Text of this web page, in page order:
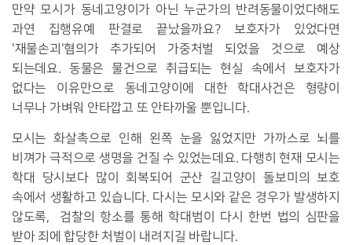
만약 모시가 동네고양이가 아닌 누군가의 반려동물이었다해도
과연 집행유예 판결로 끝났을까요? 보호자가 있었다면
'재물손괴'혐의가 추가되어 가중처벌 되었을 것으로 예상
되는데요. 동물은 물건으로 취급되는 현실 속에서 보호자가
없다는 이유만으로 동네고양이에 대한 학대사건은 형량이
너무나 가벼워 안타깝고 또 안타까울 뿐입니다.
모시는 화살촉으로 인해 왼쪽 눈을 잃었지만 가까스로 뇌를
비껴가 극적으로 생명을 건질 수 있었는데요. 다행히 현재 모시는
학대 당시보다 많이 회복되어 군산 길고양이 돌보미의 보호
속에서 생활하고 있습니다. 다시는 모시와 같은 경우가 발생하지
않도록, 검찰의 항소를 통해 학대범이 다시 한번 법의 심판을
받아 죄에 합당한 처벌이 내려지길 바랍니다.